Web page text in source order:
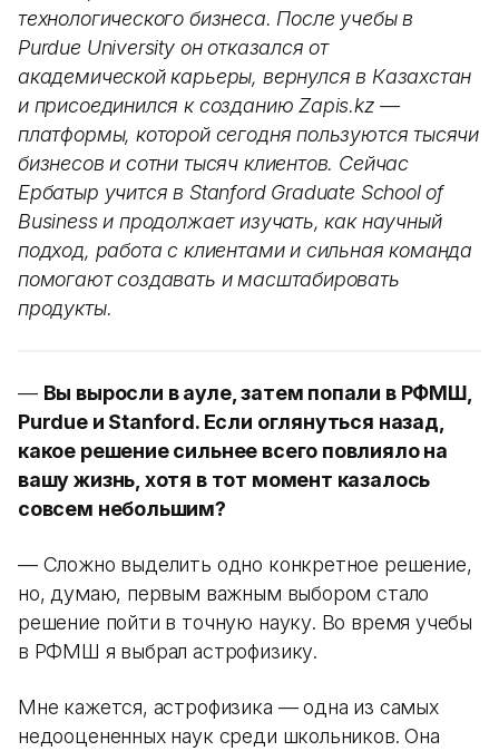
технологического бизнеса. После учебы в
Purdue University он отказался от
академической карьеры, вернулся в Казахстан
и присоединился к созданию Zapis.kz —
платформы, которой сегодня пользуются тысячи
бизнесов и сотни тысяч клиентов. Сейчас
Ербатыр учится в Stanford Graduate School of
Business и продолжает изучать, как научный
подход, работа с клиентами и сильная команда
помогают создавать и масштабировать
продукты.
— Вы выросли в ауле, затем попали в РФМШ,
Purdue и Stanford. Если оглянуться назад,
какое решение сильнее всего повлияло на
вашу жизнь, хотя в тот момент казалось
совсем небольшим?
— Сложно выделить одно конкретное решение,
но, думаю, первым важным выбором стало
решение пойти в точную науку. Во время учебы
в РФМШ я выбрал астрофизику.
Мне кажется, астрофизика — одна из самых
недооцененных наук среди школьников. Она